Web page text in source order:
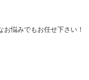
悩みでもお任せ下さい！